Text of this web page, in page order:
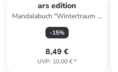
ars edition
Mandalabuch "Wintertraum &
Schneegestöber"
-15%
8,49 €
UVP: 10,00 €*